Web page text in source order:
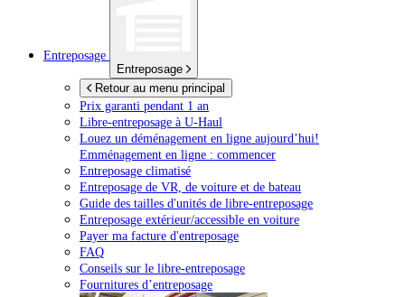
Entreposage
Entreposage
Retour au menu principal
Prix garanti pendant 1 an
Libre-entreposage à U-Haul
Louez un déménagement en ligne aujourd’hui!
Emménagement en ligne : commencer
Entreposage climatisé
Entreposage de VR, de voiture et de bateau
Guide des tailles d'unités de libre-entreposage
Entreposage extérieur/accessible en voiture
Payer ma facture d'entreposage
FAQ
Conseils sur le libre-entreposage
Fournitures d’entreposage